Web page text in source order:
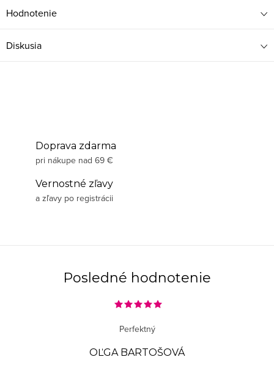
Hodnotenie
Diskusia
Doprava zdarma
pri nákupe nad 69 €
Vernostné zľavy
a zľavy po registrácii
Posledné hodnotenie
Perfektný
OĽGA BARTOŠOVÁ